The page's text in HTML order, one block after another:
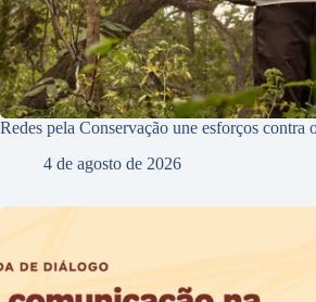
Redes pela Conservação une esforços contra
4 de agosto de 2026